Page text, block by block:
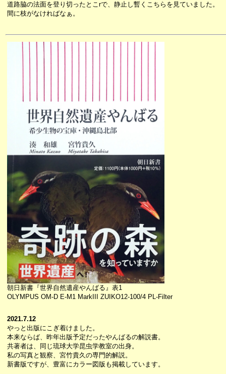
道路脇の法面を登り切ったとこrで、静止し暫くこちらを見ていました。
間に枝がなければなぁ。
朝日新書『世界自然遺産やんばる』表1
OLYMPUS OM-D E-M1 MarkIII ZUIKO12-100/4 PL-Filter
2021.7.12
やっと出版にこぎ着けました。
本来ならば、昨年出版予定だったやんばるの解説書。
共著者は、同じ琉球大学昆虫学教室の出身。
私の写真と観察、宮竹貴久の専門的解説。
新書版ですが、豊富にカラー図版も掲載しています。